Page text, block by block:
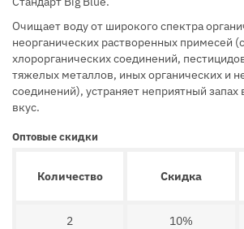
Очищает воду от широкого спектра
неорганических растворенных примесей
хлорорганических соединений,
тяжелых металлов, иных органических и
соединений), устраняет неприятный
вкус.
Оптовые скидки
Количество Скидка
2 10%